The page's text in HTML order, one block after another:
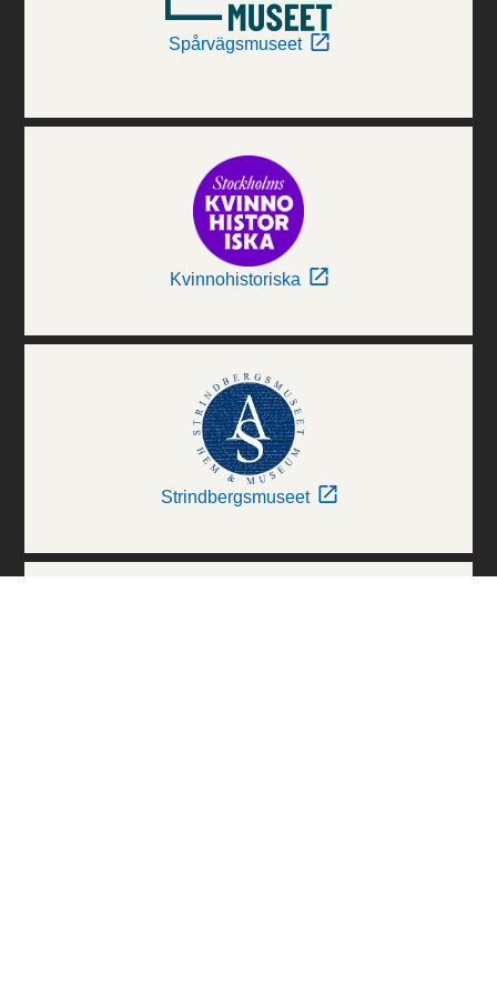
Spårvägsmuseet
Kvinnohistoriska
Strindbergsmuseet